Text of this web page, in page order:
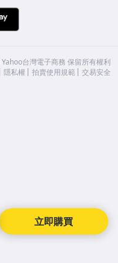
立即購買
Yahoo台灣電子商務 保留所有權利
隱私權 拍賣使用規範 交易安全